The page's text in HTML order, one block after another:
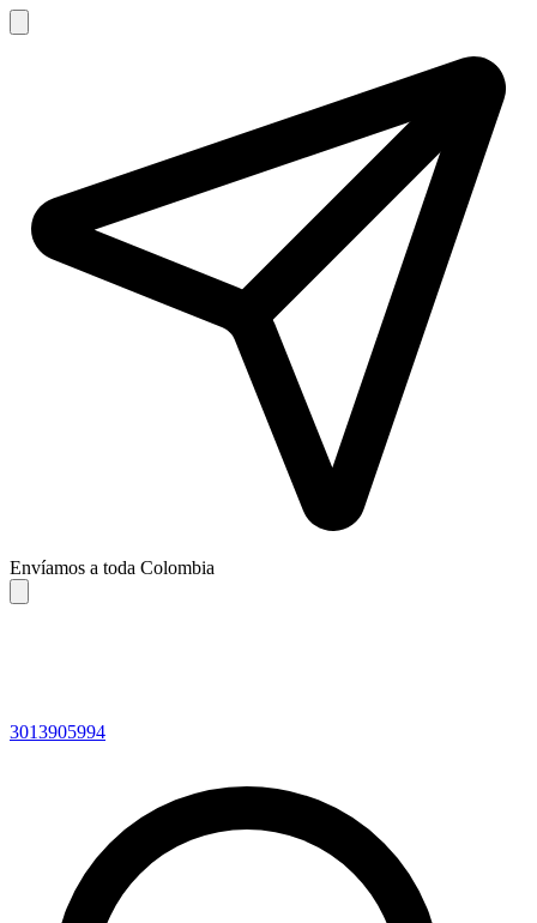
Envíamos a toda Colombia
3013905994